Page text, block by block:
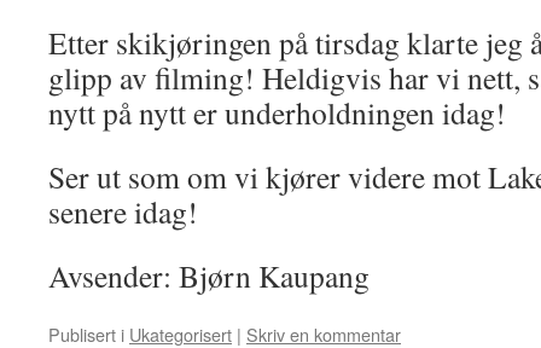
Etter skikjøringen på tirsdag klarte
glipp av filming! Heldigvis har vi nett,
nytt på nytt er underholdningen idag!
Ser ut som om vi kjører videre mot
senere idag!
Avsender: Bjørn Kaupang
Publisert i Ukategorisert | Skriv en kommentar